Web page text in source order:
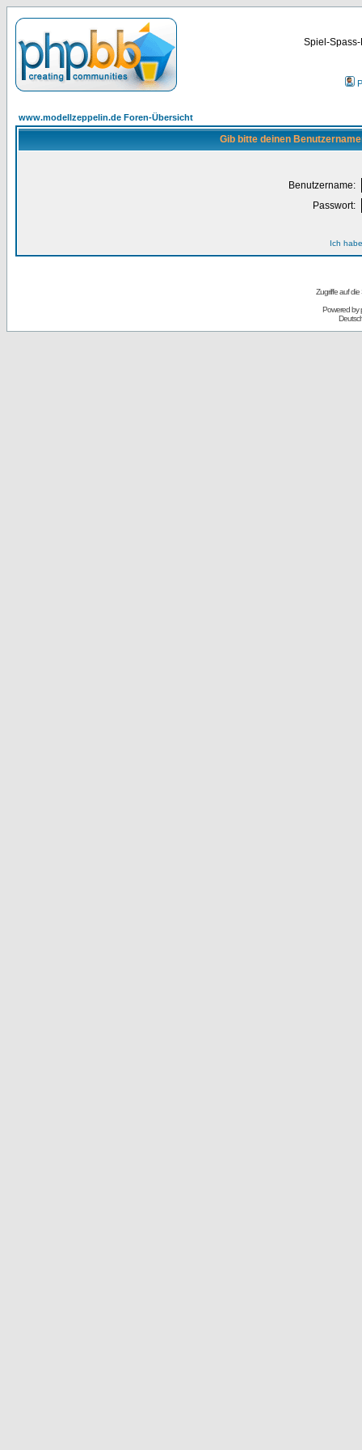
Spiel-
www.modellzeppelin.de Foren-Übersicht
Gib bitte deinen
Benutzername:
Passwort:
Ich
Zugriffe auf
Powered by